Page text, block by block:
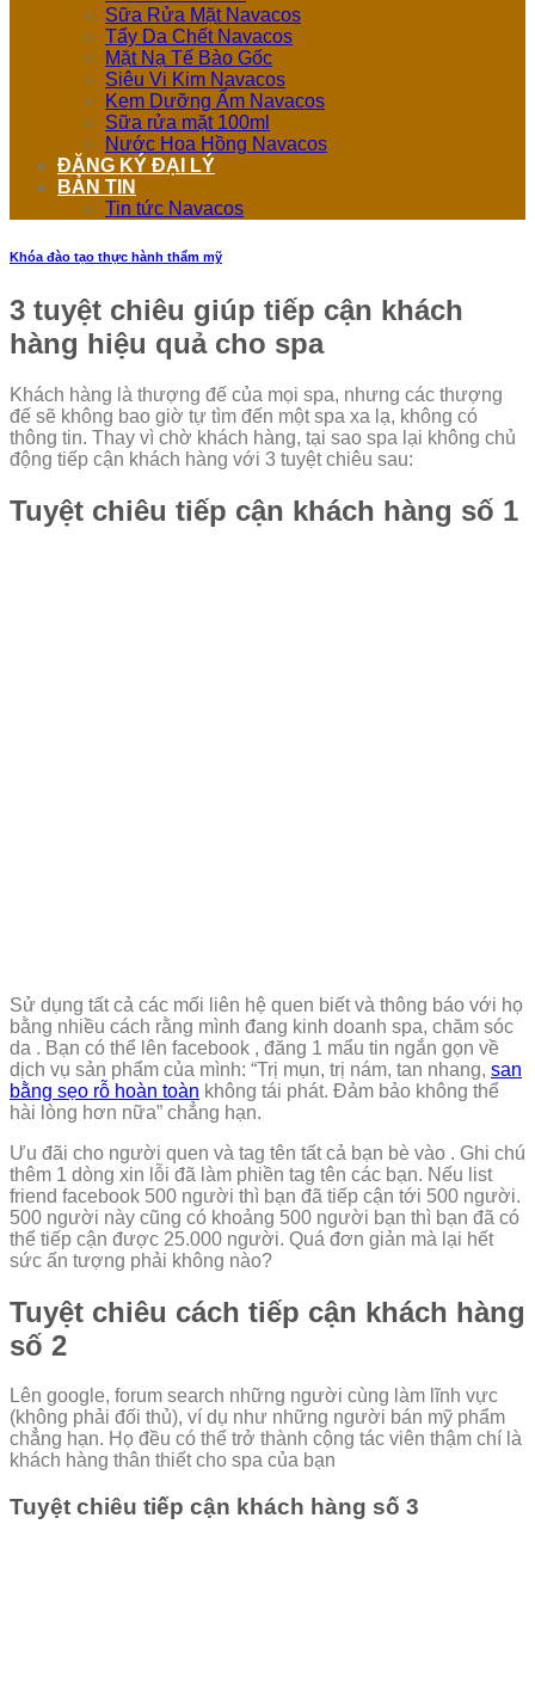
Sữa Rửa Mặt Navacos
Tẩy Da Chết Navacos
Mặt Nạ Tế Bào Gốc
Siêu Vi Kim Navacos
Kem Dưỡng Ẩm Navacos
Sữa rửa mặt 100ml
Nước Hoa Hồng Navacos
ĐĂNG KÝ ĐẠI LÝ
BẢN TIN
Tin tức Navacos
Khóa đào tạo thực hành thẩm mỹ
3 tuyệt chiêu giúp tiếp cận khách
hàng hiệu quả cho spa
Khách hàng là thượng đế của mọi spa, nhưng các thượng
đế sẽ không bao giờ tự tìm đến một spa xa lạ, không có
thông tin. Thay vì chờ khách hàng, tại sao spa lại không chủ
động tiếp cận khách hàng với 3 tuyệt chiêu sau:
Tuyệt chiêu tiếp cận khách hàng số 1
Sử dụng tất cả các mối liên hệ quen biết và thông báo với họ
bằng nhiều cách rằng mình đang kinh doanh spa, chăm sóc
da . Bạn có thể lên facebook , đăng 1 mẩu tin ngắn gọn về
dịch vụ sản phẩm của mình: “Trị mụn, trị nám, tan nhang, san
bằng sẹo rỗ hoàn toàn không tái phát. Đảm bảo không thể
hài lòng hơn nữa” chẳng hạn.
Ưu đãi cho người quen và tag tên tất cả bạn bè vào . Ghi chú
thêm 1 dòng xin lỗi đã làm phiền tag tên các bạn. Nếu list
friend facebook 500 người thì bạn đã tiếp cận tới 500 người.
500 người này cũng có khoảng 500 người bạn thì bạn đã có
thể tiếp cận được 25.000 người. Quá đơn giản mà lại hết
sức ấn tượng phải không nào?
Tuyệt chiêu cách tiếp cận khách hàng
số 2
Lên google, forum search những người cùng làm lĩnh vực
(không phải đối thủ), ví dụ như những người bán mỹ phẩm
chẳng hạn. Họ đều có thể trở thành cộng tác viên thậm chí là
khách hàng thân thiết cho spa của bạn
Tuyệt chiêu tiếp cận khách hàng số 3